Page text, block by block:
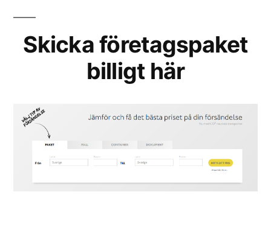
Skicka företagspaket
billigt här